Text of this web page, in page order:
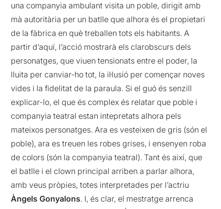
una companyia ambulant visita un poble, dirigit amb
mà autoritària per un batlle que alhora és el propietari
de la fàbrica en què treballen tots els habitants. A
partir d’aquí, l’acció mostrarà els clarobscurs dels
personatges, que viuen tensionats entre el poder, la
lluita per canviar-ho tot, la il·lusió per començar noves
vides i la fidelitat de la paraula. Si el guó és senzill
explicar-lo, el que és complex és relatar que poble i
companyia teatral estan intepretats alhora pels
mateixos personatges. Ara es vesteixen de gris (són el
poble), ara es treuen les robes grises, i ensenyen roba
de colors (són la companyia teatral). Tant és així, que
el batlle i el clown principal arriben a parlar alhora,
amb veus pròpies, totes interpretades per l’actriu
Àngels Gonyalons. I, és clar, el mestratge arrenca